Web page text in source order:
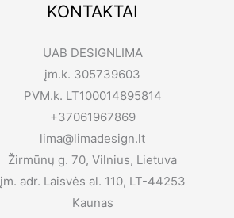
KONTAKTAI
UAB DESIGNLIMA
įm.k. 305739603
PVM.k. LT100014895814
+37061967869
lima@limadesign.lt
Žirmūnų g. 70, Vilnius, Lietuva
įm. adr. Laisvės al. 110, LT-44253
Kaunas